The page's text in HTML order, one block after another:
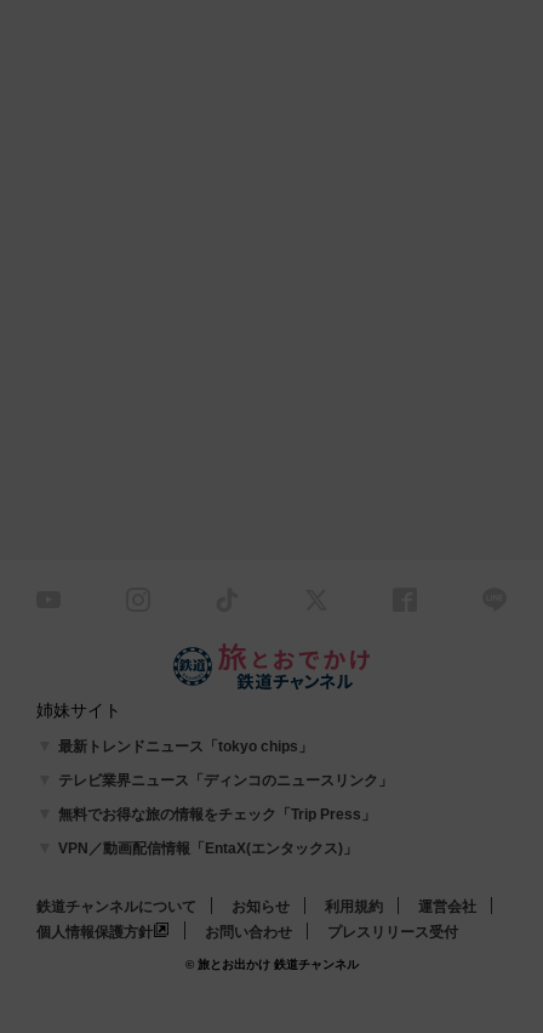
姉妹サイト
最新トレンドニュース「tokyo chips」
テレビ業界ニュース「ディンコのニュースリンク」
無料でお得な旅の情報をチェック「Trip Press」
VPN／動画配信情報「EntaX(エンタックス)」
鉄道チャンネルについて お知らせ 利用規約
運営会社
個人情報保護方針
お問い合わせ プレスリリース受付
© 旅とお出かけ 鉄道チャンネル